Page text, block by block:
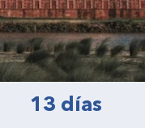
13 días